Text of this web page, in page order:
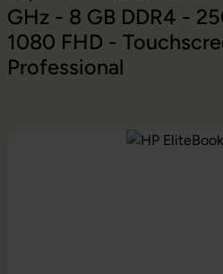
GHz - 8 GB DDR4 -
1080 FHD -
Professional
Bildergalerie überspringen